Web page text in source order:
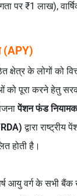
पर ₹1 लाख),
(APY)
क्षेत्र के लोगों को
पूरा करने हेतु
पेंशन फंड
द्वारा
होती है।
आयु वर्ग के सभी बैंक